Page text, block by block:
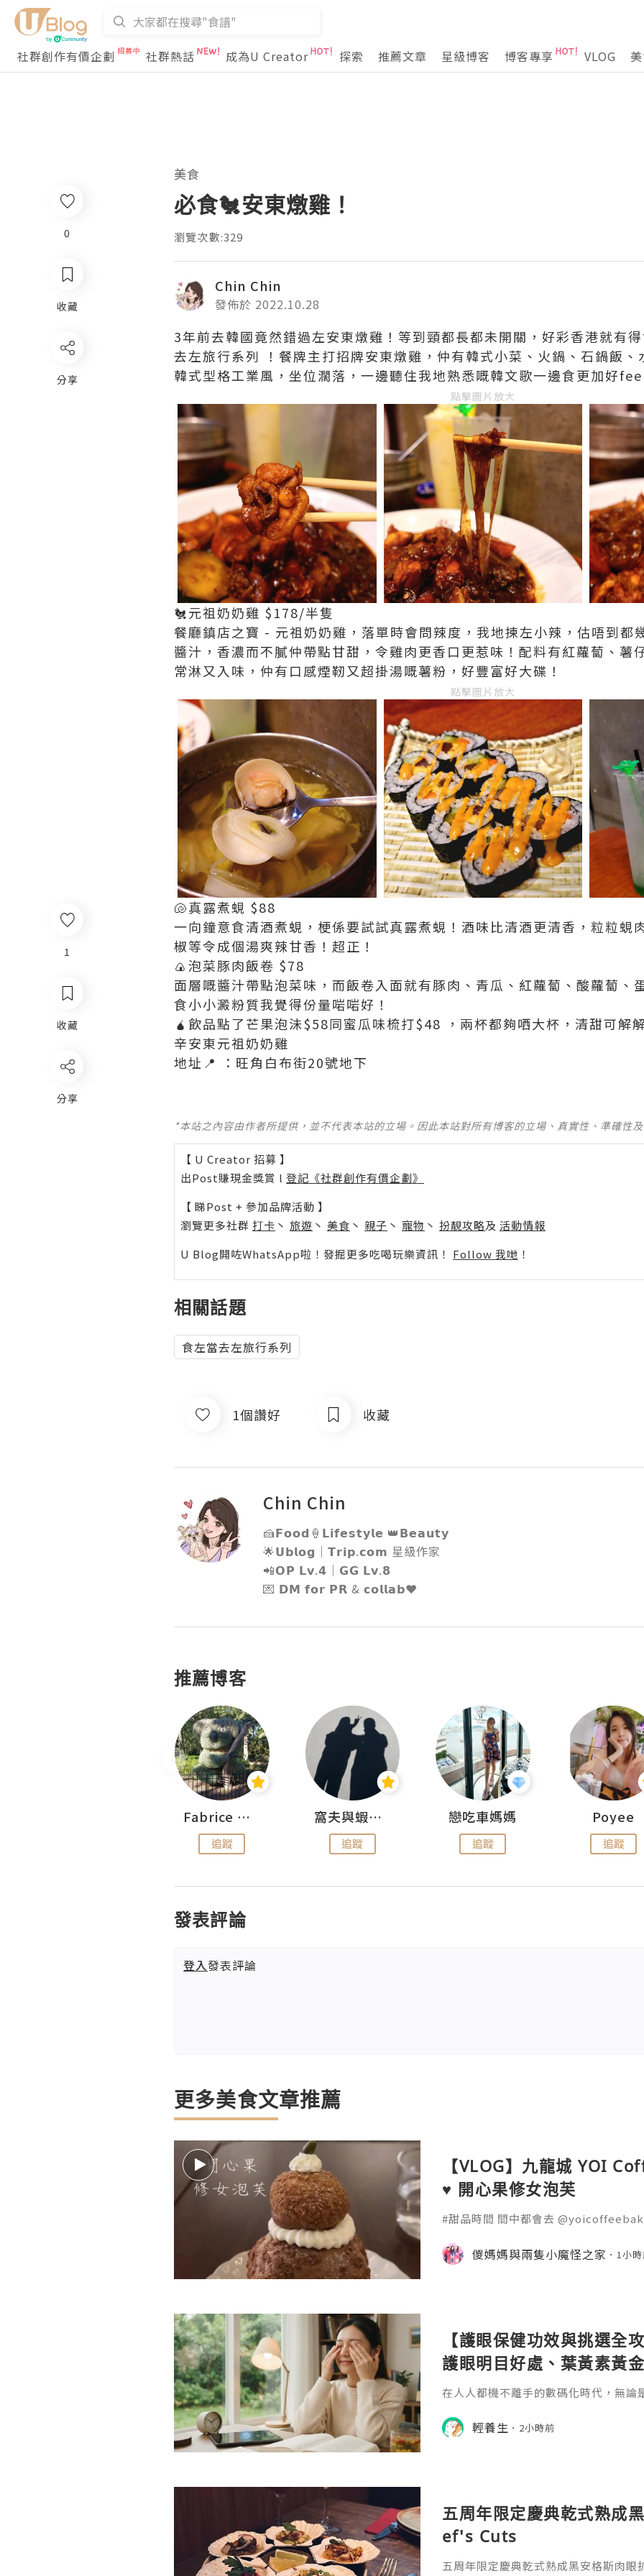
社群創作有價企劃 社群熱話 成為U Creator 探索 推薦文章 星級博客 博客專享 VLOG
1
收藏
分享
美食
必食🐔安東燉雞！
瀏覽次數:329
Chin Chin
發佈於 2022.10.28
3年前去韓國竟然錯過左安東燉雞！等到頸都長都未開關，好彩香港就有
去左旅行系列 ！餐牌主打招牌安東燉雞，仲有韓式小菜、火鍋、石鍋飯
韓式型格工業風，坐位濶落，一邊聽住我地熟悉嘅韓文歌一邊食更加好
點擊圖片放大
🐔元祖奶奶雞 $178/半隻
餐廳鎮店之寶 - 元祖奶奶雞，落單時會問辣度，我地揀左小辣，估唔到都
醬汁，香濃而不膩仲帶點甘甜，令雞肉更香口更惹味！配料有紅蘿蔔、薯
常淋又入味，仲有口感煙靭又超掛湯嘅薯粉，好豐富好大碟！
點擊圖片放大
🐚真露煮蜆 $88
一向鐘意食清酒煮蜆，梗係要試試真露煮蜆！酒味比清酒更清香，粒粒蜆
椒等令成個湯爽辣甘香！超正！
🍙泡菜豚肉飯卷 $78
面層嘅醬汁帶點泡菜味，而飯卷入面就有豚肉、青瓜、紅蘿蔔、酸蘿蔔、
食小小澱粉質我覺得份量啱啱好！
🧉飲品點了芒果泡沬$58同蜜瓜味梳打$48 ，兩杯都夠哂大杯，清甜可解
辛安東元祖奶奶雞
地址📍 ：旺角白布街20號地下
*本站之內容由作者所提供，並不代表本站的立場。因此本站對所有博客的立場、真實性、準確性
【 U Creator 招募 】
出Post賺現金獎賞 l 登記《社群創作有價企劃》
【 睇Post + 參加品牌活動 】
瀏覽更多社群 打卡 丶 旅遊 丶 美食 丶 親子 丶 寵物 丶 扮靚攻略及 活動情報
U Blog開咗WhatsApp啦！發掘更多吃喝玩樂資訊！ Follow 我哋 ！
相關話題
食左當去左旅行系列
1個讚好 收藏
Chin Chin
🍰𝗙𝗼𝗼𝗱🍦𝗟𝗶𝗳𝗲𝘀𝘁𝘆𝗹𝗲 👑𝗕𝗲𝗮𝘂𝘁𝘆
🌟𝗨𝗯𝗹𝗼𝗴｜𝗧𝗿𝗶𝗽.𝗰𝗼𝗺 星級作家
📲𝗢𝗣 𝗟𝘃.𝟰｜𝗚𝗚 𝗟𝘃.𝟴
💌 𝗗𝗠 𝗳𝗼𝗿 𝗣𝗥 & 𝗰𝗼𝗹𝗹𝗮𝗯❤️
推薦博客
Fabrice 嚐味
追蹤
窩夫與蝦子餅
追蹤
戀吃車媽媽
追蹤
Poyee
追蹤
發表評論
登入發表評論
更多美食文章推薦
【VLOG】九龍城 YOI
♥ 開心果修女泡芙
#甜品時間 間中都會去
#estertingho #estertingho_klncity
啡店 #hkcafe #開心果修女泡芙 #甜品
儍媽媽與兩隻小魔怪之家 1小
【護眼保健功效與挑選全
護眼明目好處、葉黃素黃
在人人都機不離手的數碼化時代，無論
已成為香港人最普遍的都市文明病。如
眼睛老化？
輕養生 2小時前
五周年限定慶典乾式熟成
ef's Cuts
五周年限定慶典乾式熟成黑安格斯肉
0
收藏
分享